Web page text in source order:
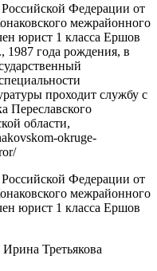
Федерации от
межрайонного
юрист 1 класса Ершов
года рождения, в
проходит службу с
Переславского
области,
okruge-
Федерации от
межрайонного
юрист 1 класса Ершов
Ирина Третьякова